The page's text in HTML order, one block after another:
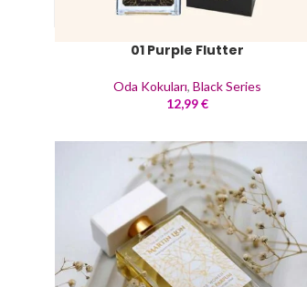
01 Purple Flutter
Oda Kokuları,Black Series
12,99€